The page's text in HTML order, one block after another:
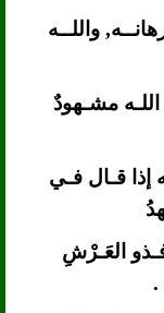
واللــه
اللـه مشـهودٌ
إذا قـال فـي
العَـرْشِ
.